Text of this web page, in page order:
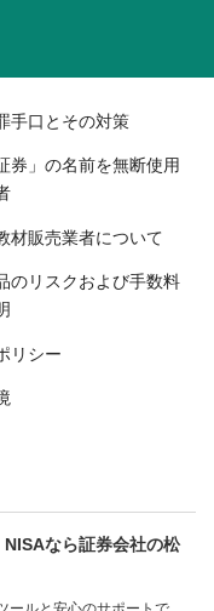
手口とその対策
券」の名前を無断使用
材販売業者について
のリスクおよび手数料
リシー
なら証券会社の松